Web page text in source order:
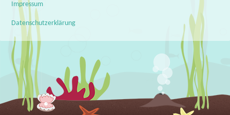
Impressum
Datenschutzerklärung